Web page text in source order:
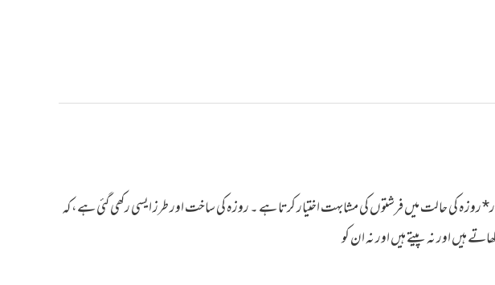
روزہ کی حالت میں فرشتوں کی مشابہت اختیار کرتا ہے ۔ روزہ کی ساخت اور طرز ایسی رکھی گئی ہے، کہ
ہیں اور نہ پیتے ہیں اور نہ ان کو